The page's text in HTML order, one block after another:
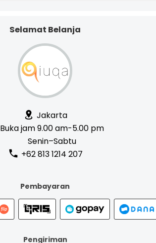
Selamat Belanja
Jakarta
Buka jam 9.00 am-5.00 pm
Senin–Sabtu
+62 813 1214 207
Pembayaran
Pengiriman